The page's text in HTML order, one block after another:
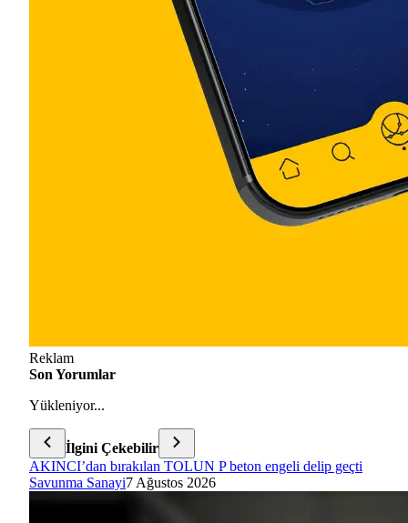
Reklam
Son Yorumlar
Yükleniyor...
İlgini Çekebilir
AKINCI’dan bırakılan TOLUN P beton engeli delip geçti
Savunma Sanayi7 Ağustos 2026